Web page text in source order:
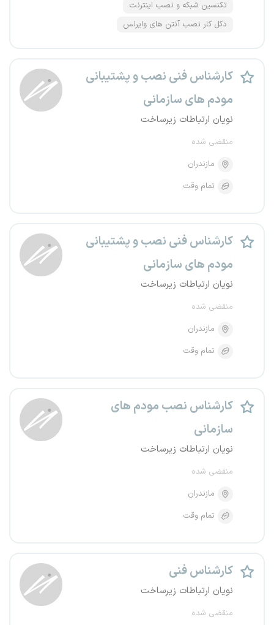
تکنسین شبکه و نصب اینترنت
دکل کار نصب آنتن های وایرلس
کارشناس فنی نصب و پشتیبانی
مودم های سازمانی
نویان ارتباطات زیرساخت
منقضی شده
مازندران
تمام وقت
کارشناس فنی نصب و پشتیبانی
مودم های سازمانی
نویان ارتباطات زیرساخت
منقضی شده
مازندران
تمام وقت
کارشناس نصب مودم های
سازمانی
نویان ارتباطات زیرساخت
منقضی شده
مازندران
تمام وقت
کارشناس فنی
نویان ارتباطات زیرساخت
منقضی شده